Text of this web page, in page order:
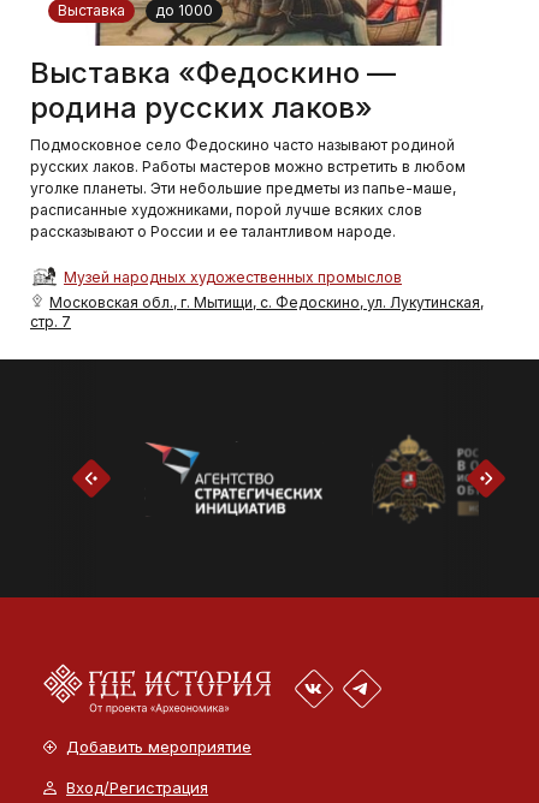
Выставка до 1000
Выставка «Федоскино —
родина русских лаков»
Подмосковное село Федоскино часто называют родиной
русских лаков. Работы мастеров можно встретить в любом
уголке планеты. Эти небольшие предметы из папье-маше,
расписанные художниками, порой лучше всяких слов
рассказывают о России и ее талантливом народе.
Музей народных художественных промыслов
Московская обл., г. Мытищи, с. Федоскино, ул. Лукутинская,
стр. 7
Добавить мероприятие
Вход/Регистрация